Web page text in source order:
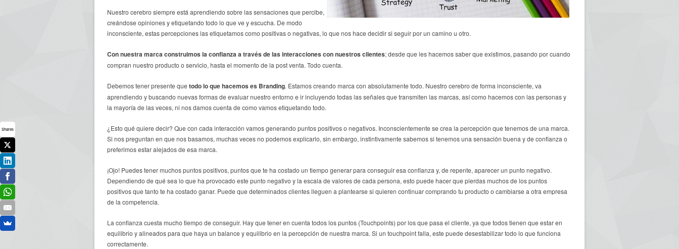
Nuestro cerebro siempre está aprendiendo sobre las sensaciones que percibe,
creándose opiniones y etiquetando todo lo que ve y escucha. De modo
inconsciente, estas percepciones las etiquetamos como positivas o negativas, lo que nos hace decidir si seguir por un camino u otro.
Con nuestra marca construimos la confianza a través de las interacciones con nuestros clientes; desde que les hacemos saber que existimos, pasando por cuando
compran nuestro producto o servicio, hasta el momento de la post venta. Todo cuenta.
Debemos tener presente que todo lo que hacemos es Branding. Estamos creando marca con absolutamente todo. Nuestro cerebro de forma inconsciente, va
aprendiendo y buscando nuevas formas de evaluar nuestro entorno e ir incluyendo todas las señales que transmiten las marcas, así como hacemos con las personas y
la mayoría de las veces, ni nos damos cuenta de como vamos etiquetando todo.
¿Esto qué quiere decir? Que con cada interacción vamos generando puntos positivos o negativos. Inconscientemente se crea la percepción que tenemos de una marca.
Si nos preguntan en que nos basamos, muchas veces no podemos explicarlo, sin embargo, instintivamente sabemos si tenemos una sensación buena y de confianza o
preferimos estar alejados de esa marca.
¡Ojo! Puedes tener muchos puntos positivos, puntos que te ha costado un tiempo generar para conseguir esa confianza y, de repente, aparecer un punto negativo.
Dependiendo de qué sea lo que ha provocado este punto negativo y la escala de valores de cada persona, esto puede hacer que pierdas muchos de los puntos
positivos que tanto te ha costado ganar. Puede que determinados clientes lleguen a plantearse si quieren continuar comprando tu producto o cambiarse a otra empresa
de la competencia.
La confianza cuesta mucho tiempo de conseguir. Hay que tener en cuenta todos los puntos (Touchpoints) por los que pasa el cliente, ya que todos tienen que estar en
equilibrio y alineados para que haya un balance y equilibrio en la percepción de nuestra marca. Si un touchpoint falla, este puede desestabilizar todo lo que funciona
correctamente.
Shares